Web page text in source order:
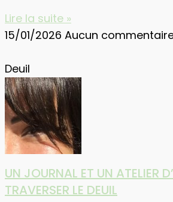
Lire la suite »
15/01/2026 Aucun
Deuil
UN JOURNAL ET UN ATELIER
TRAVERSER LE DEUIL